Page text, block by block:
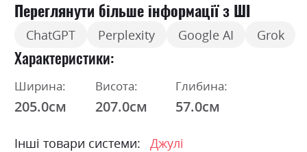
Переглянути більше інформації з ШІ
ChatGPT Perplexity Google AI Grok
Характеристики
Ширина:
205.0см
Висота:
207.0см
Глибина:
57.0см
Інші товари системи: Джулі